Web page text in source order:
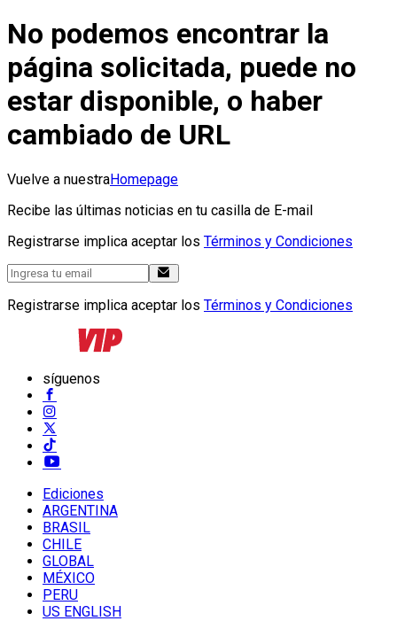
No podemos encontrar la
página solicitada, puede no
estar disponible, o haber
cambiado de URL
Vuelve a nuestraHomepage
Recibe las últimas noticias en tu casilla de E-mail
Registrarse implica aceptar los Términos y Condiciones
Registrarse implica aceptar los Términos y Condiciones
síguenos
Ediciones
ARGENTINA
BRASIL
CHILE
GLOBAL
MÉXICO
PERU
US ENGLISH